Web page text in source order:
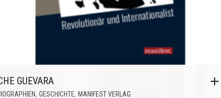
GUEVARA
, GESCHICHTE, MANIFEST VERLAG